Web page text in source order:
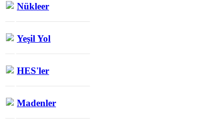
Nükleer
Yeşil Yol
HES'ler
Madenler